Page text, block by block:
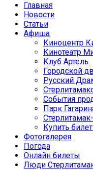
Главная
Новости
Статьи
Афиша
Киноцентр
Кинотеатр
Клуб Артель
Городской
Русский
События
Парк
Купить
Фотогалерея
Погода
Онлайн билеты
Люди